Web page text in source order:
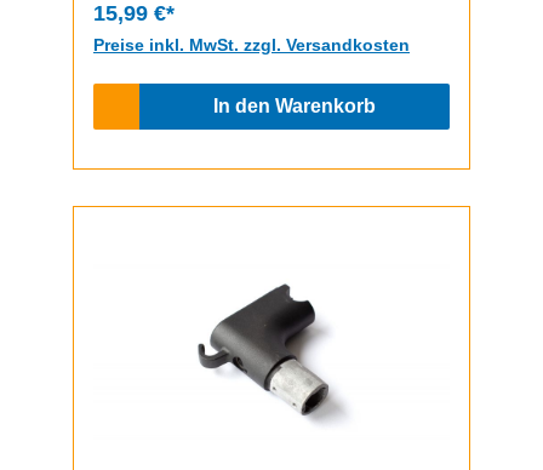
15,99 €*
Preise inkl. MwSt. zzgl. Versandkosten
In den Warenkorb